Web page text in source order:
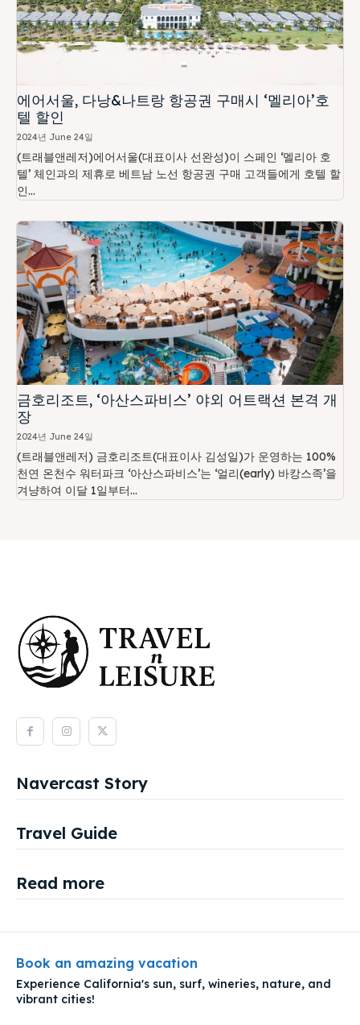
에어서울, 다낭&나트랑 항공권 구매시 ‘멜리아’호
텔 할인
2024년 June 24일
(트래블앤레저)에어서울(대표이사 선완성)이 스페인 ‘멜리아 호
텔’ 체인과의 제휴로 베트남 노선 항공권 구매 고객들에게 호텔 할
인...
금호리조트, ‘아산스파비스’ 야외 어트랙션 본격 개
장
2024년 June 24일
(트래블앤레저) 금호리조트(대표이사 김성일)가 운영하는 100%
천연 온천수 워터파크 ‘아산스파비스’는 ‘얼리(early) 바캉스족’을
겨냥하여 이달 1일부터...
Navercast Story
Travel Guide
Read more
Book an amazing vacation
Experience California's sun, surf, wineries, nature, and
vibrant cities!